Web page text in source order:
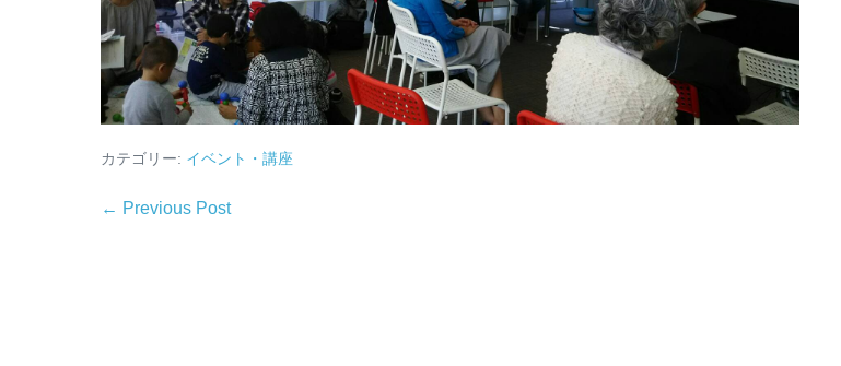
カテゴリー: イベント・講座
← Previous Post